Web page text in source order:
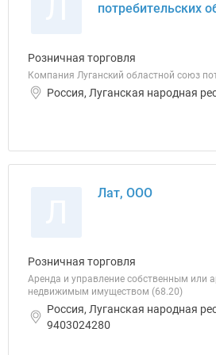
потребительских
Розничная торговля
Компания Луганский областной союз
Россия, Луганская народная
Лат, ООО
Розничная торговля
Аренда и управление собственным или
недвижимым имуществом (68.20)
Россия, Луганская народная
9403024280